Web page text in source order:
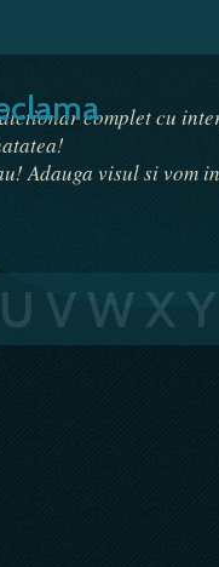
complet cu
Adauga visul si vom
U VW XY